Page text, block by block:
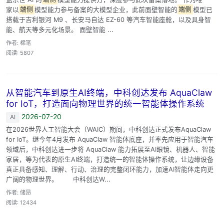
家以 端侧 模型能力参与备案的大模型企业，此前面壁智能的 端侧 模型已
搭载于吉利银河 M9 、长安马自达 EZ-60 等汽车智能座舱，以及具身智
能、航天等多元化场景。 面壁智能 ...
作者: 棉笔
阅读: 5807
从智能汽车到原生AI终端，中科创达发布 AquaClaw
for IoT，打造面向物理世界的统一智能体操作系统
AI 2026-07-20
在2026世界人工智能大会（WAIC）期间，中科创达正式发布AquaClaw
for IoT。继今年4月发布 AquaClaw 智能体底座，并率先应用于智能汽车
领域后，中科创达进一步将 AquaClaw 能力拓展至AI眼镜、机器人、智能
家居，等为代表的原生AI终端，打造统一的智能体操作系统，让边缘设备
真正具备感知、理解、行动、治理的完整闭环能力，加速AI智能体走向更
广阔的物理世界。 中科创达W...
作者: 储昂
阅读: 12434